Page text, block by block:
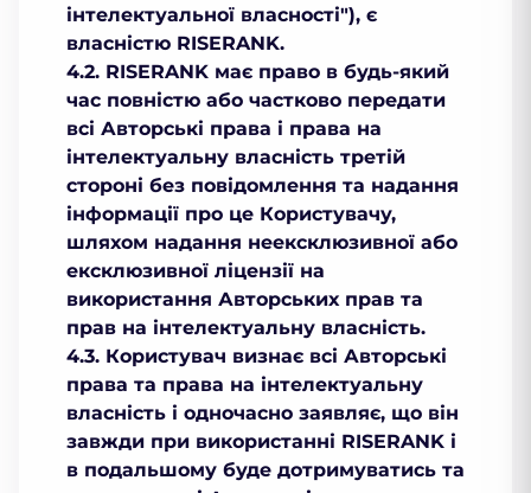
інтелектуальної власності"), є
власністю RISERANK.
4.2. RISERANK має право в будь-який
час повністю або частково передати
всі Авторські права і права на
інтелектуальну власність третій
стороні без повідомлення та надання
інформації про це Користувачу,
шляхом надання неексклюзивної або
ексклюзивної ліцензії на
використання Авторських прав та
прав на інтелектуальну власність.
4.3. Користувач визнає всі Авторські
права та права на інтелектуальну
власність і одночасно заявляє, що він
завжди при використанні RISERANK і
в подальшому буде дотримуватись та